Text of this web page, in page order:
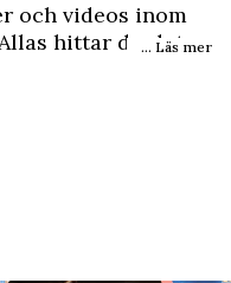
och videos inom
hittar du det
... Läs mer